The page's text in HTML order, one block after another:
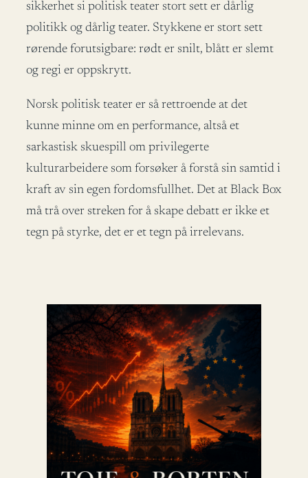
sikkerhet si politisk teater stort sett er dårlig
politikk og dårlig teater. Stykkene er stort sett
rørende forutsigbare: rødt er snilt, blått er slemt
og regi er oppskrytt.
Norsk politisk teater er så rettroende at det
kunne minne om en performance, altså et
sarkastisk skuespill om privilegerte
kulturarbeidere som forsøker å forstå sin samtid i
kraft av sin egen fordomsfullhet. Det at Black Box
må trå over streken for å skape debatt er ikke et
tegn på styrke, det er et tegn på irrelevans.